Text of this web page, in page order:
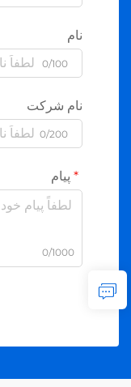
نام
0/100
نام شرکت
0/200
پیام
0/1000